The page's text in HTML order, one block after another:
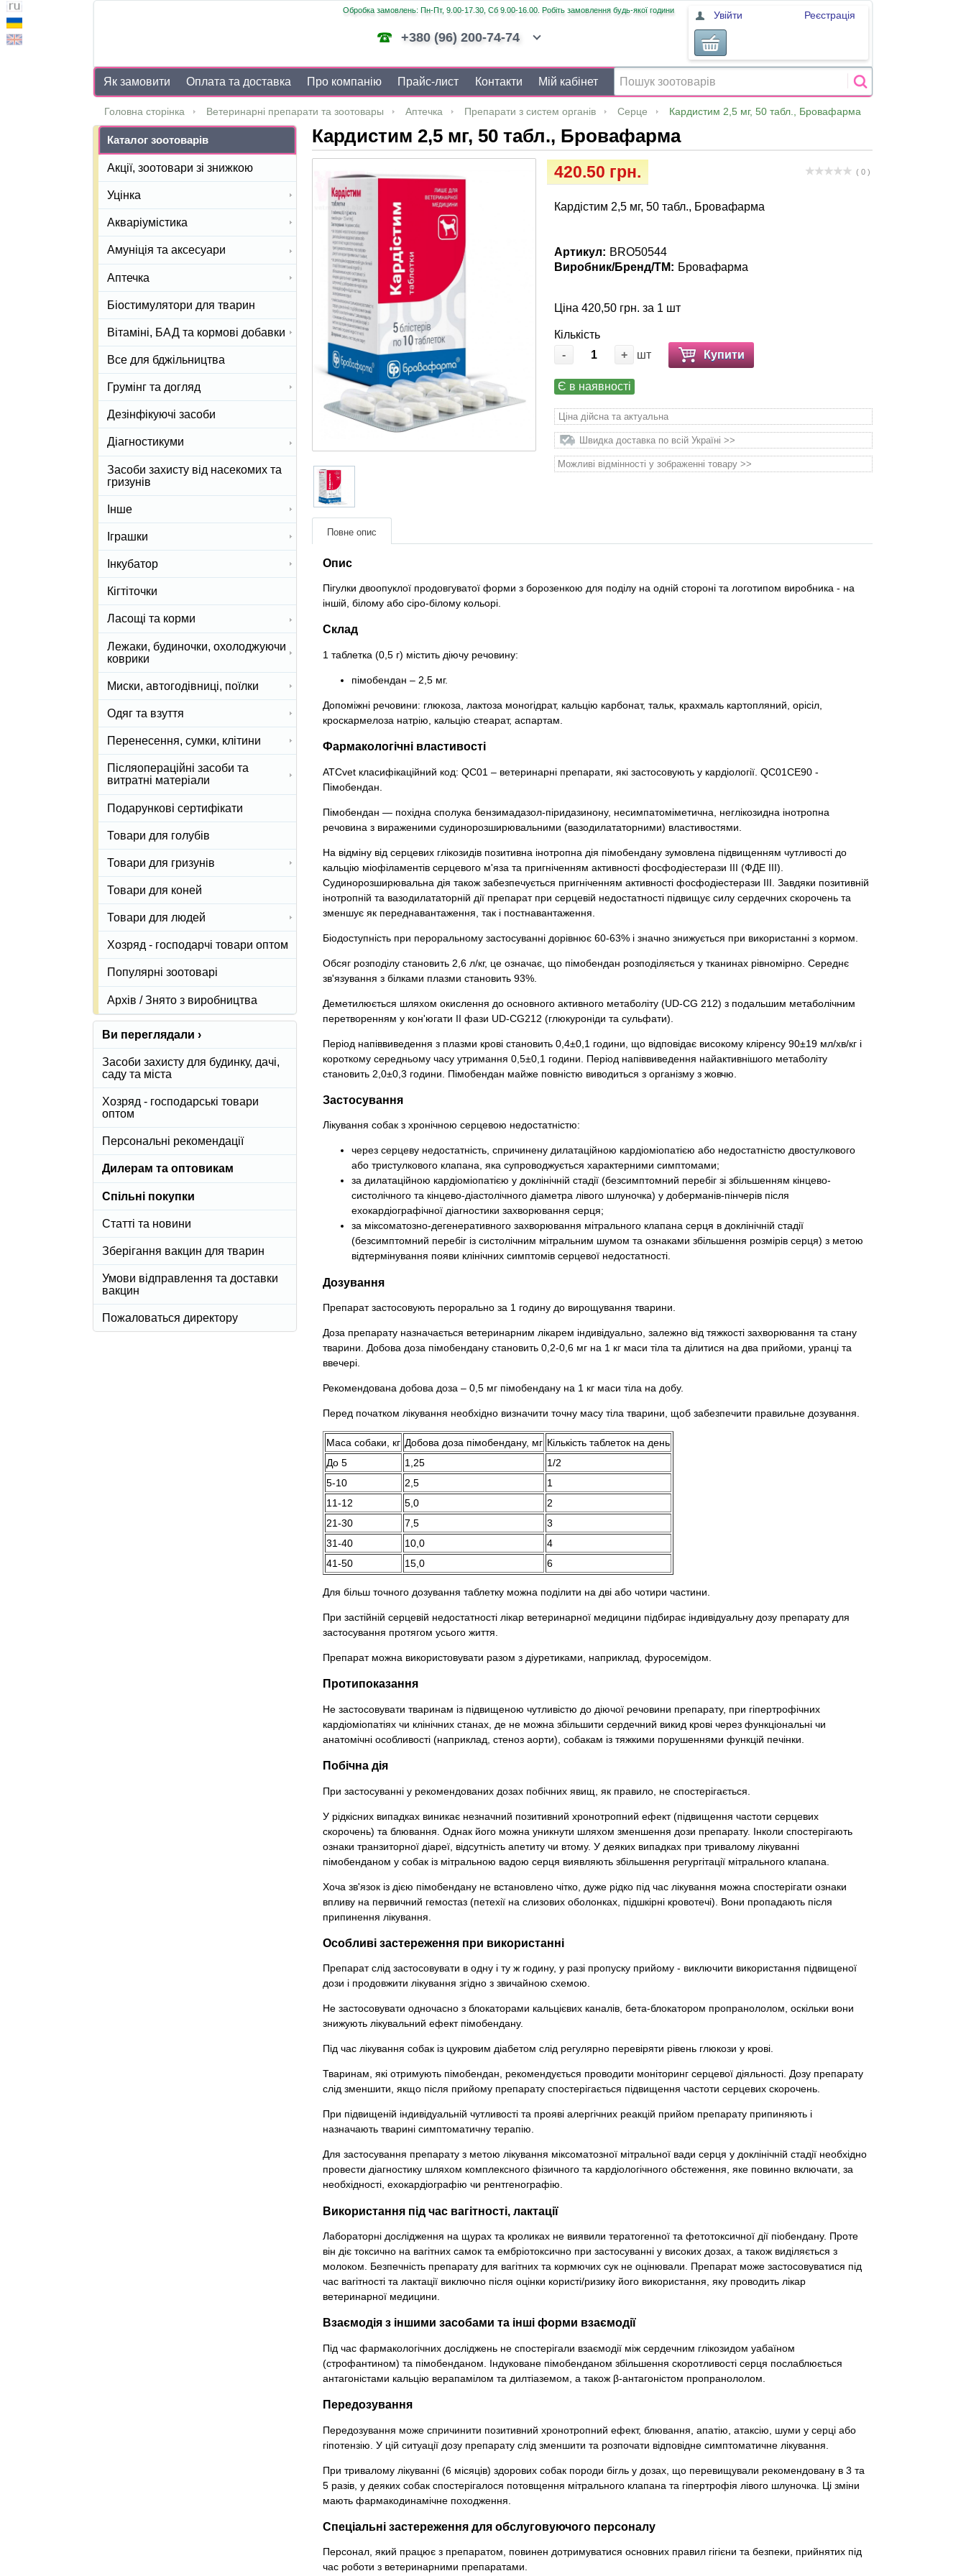
Обробка замовлень: Пн-Пт, 9.00-17.30, Сб 9.00-16.00. Робіть замовлення будь-якої години
+380 (96) 200-74-74
Увійти Реєстрація
Як замовити Оплата та доставка Про компанію Прайс-лист Контакти Мій кабінет
Головна сторінка Ветеринарні препарати та зоотовары Аптечка Препарати з систем органів Серце Кардистим 2,5 мг, 50 табл., Бровафарма
Кардистим 2,5 мг, 50 табл., Бровафарма
( 0 )
420.50 грн.
Кардістим 2,5 мг, 50 табл., Бровафарма
Артикул: BRO50544
Виробник/Бренд/ТМ: Бровафарма
Ціна 420,50 грн. за 1 шт
Кількість
-
+ шт Купити
Є в наявності
Ціна дійсна та актуальна
Швидка доставка по всій Україні >>
Можливі відмінності у зображенні товару >>
Повне опис
Опис
Пігулки двоопуклої продовгуватої форми з борозенкою для поділу на одній стороні та логотипом виробника - на
іншій, білому або сіро-білому кольорі.
Склад
1 таблетка (0,5 г) містить діючу речовину:
пімобендан – 2,5 мг.
Допоміжні речовини: глюкоза, лактоза моногідрат, кальцію карбонат, тальк, крахмаль картопляний, орісіл,
кроскармелоза натрію, кальцію стеарат, аспартам.
Фармакологічні властивості
ATCvet класифікаційний код: QC01 – ветеринарні препарати, які застосовують у кардіології. QC01СЕ90 -
Пімобендан.
Пімобендан — похідна сполука бензимадазол-піридазинону, несимпатоміметична, неглікозидна інотропна
речовина з вираженими судинорозширювальними (вазодилататорними) властивостями.
На відміну від серцевих глікозидів позитивна інотропна дія пімобендану зумовлена ​​підвищенням чутливості до
кальцію міофіламентів серцевого м'яза та пригніченням активності фосфодіестерази ІІІ (ФДЕ ІІІ).
Судинорозширювальна дія також забезпечується пригніченням активності фосфодіестерази ІІІ. Завдяки позитивній
інотропній та вазодилататорній дії препарат при серцевій недостатності підвищує силу сердечних скорочень та
зменшує як переднавантаження, так і постнавантаження.
Біодоступність при пероральному застосуванні дорівнює 60-63% і значно знижується при використанні з кормом.
Обсяг розподілу становить 2,6 л/кг, це означає, що пімобендан розподіляється у тканинах рівномірно. Середнє
зв'язування з білками плазми становить 93%.
Деметилюється шляхом окислення до основного активного метаболіту (UD-CG 212) з подальшим метаболічним
перетворенням у кон'югати ІІ фази UD-СG212 (глюкуроніди та сульфати).
Період напіввиведення з плазми крові становить 0,4±0,1 години, що відповідає високому кліренсу 90±19 мл/хв/кг і
короткому середньому часу утримання 0,5±0,1 години. Період напіввиведення найактивнішого метаболіту
становить 2,0±0,3 години. Пімобендан майже повністю виводиться з організму з жовчю.
Застосування
Лікування собак з хронічною серцевою недостатністю:
через серцеву недостатність, спричинену дилатаційною кардіоміопатією або недостатністю двостулкового
або тристулкового клапана, яка супроводжується характерними симптомами;
за дилатаційною кардіоміопатією у доклінічній стадії (безсимптомний перебіг зі збільшенням кінцево-
систолічного та кінцево-діастолічного діаметра лівого шлуночка) у доберманів-пінчерів після
ехокардіографічної діагностики захворювання серця;
за міксоматозно-дегенеративного захворювання мітрального клапана серця в доклінічній стадії
(безсимптомний перебіг із систолічним мітральним шумом та ознаками збільшення розмірів серця) з метою
відтермінування появи клінічних симптомів серцевої недостатності.
Дозування
Препарат застосовують перорально за 1 годину до вирощування тварини.
Доза препарату назначається ветеринарним лікарем індивідуально, залежно від тяжкості захворювання та стану
тварини. Добова доза пімобендану становить 0,2-0,6 мг на 1 кг маси тіла та ділитися на два прийоми, уранці та
ввечері.
Рекомендована добова доза – 0,5 мг пімобендану на 1 кг маси тіла на добу.
Перед початком лікування необхідно визначити точну масу тіла тварини, щоб забезпечити правильне дозування.
Маса собаки, кг Добова доза пімобендану, мг Кількість таблеток на день
До 5
1,25
1/2
5-10
2,5
1
11-12
5,0
2
21-30
7,5
3
31-40
10,0
4
41-50
15,0 6
Для більш точного дозування таблетку можна поділити на дві або чотири частини.
При застійній серцевій недостатності лікар ветеринарної медицини підбирає індивідуальну дозу препарату для
застосування протягом усього життя.
Препарат можна використовувати разом з діуретиками, наприклад, фуросемідом.
Протипоказання
Не застосовувати тваринам із підвищеною чутливістю до діючої речовини препарату, при гіпертрофічних
кардіоміопатіях чи клінічних станах, де не можна збільшити сердечний викид крові через функціональні чи
анатомічні особливості (наприклад, стеноз аорти), собакам із тяжкими порушеннями функцій печінки.
Побічна дія
При застосуванні у рекомендованих дозах побічних явищ, як правило, не спостерігається.
У рідкісних випадках виникає незначний позитивний хронотропний ефект (підвищення частоти серцевих
скорочень) та блювання. Однак його можна уникнути шляхом зменшення дози препарату. Інколи спостерігають
ознаки транзиторної діареї, відсутність апетиту чи втому. У деяких випадках при тривалому лікуванні
пімобенданом у собак із мітральною вадою серця виявляють збільшення регургітації мітрального клапана.
Хоча зв'язок із дією пімобендану не встановлено чітко, дуже рідко під час лікування можна спостерігати ознаки
впливу на первичний гемостаз (петехії на слизових оболонках, підшкірні кровотечі). Вони пропадають після
припинення лікування.
Особливі застереження при використанні
Препарат слід застосовувати в одну і ту ж годину, у разі пропуску прийому - виключити використання підвищеної
дози і продовжити лікування згідно з звичайною схемою.
Не застосовувати одночасно з блокаторами кальцієвих каналів, бета-блокатором пропранололом, оскільки вони
знижують лікувальний ефект пімобендану.
Під час лікування собак із цукровим діабетом слід регулярно перевіряти рівень глюкози у крові.
Тваринам, які отримують пімобендан, рекомендується проводити моніторинг серцевої діяльності. Дозу препарату
слід зменшити, якщо після прийому препарату спостерігається підвищення частоти серцевих скорочень.
При підвищеній індивідуальній чутливості та прояві алергічних реакцій прийом препарату припиняють і
назначають тварині симптоматичну терапію.
Для застосування препарату з метою лікування міксоматозної мітральної вади серця у доклінічній стадії необхідно
провести діагностику шляхом комплексного фізичного та кардіологічного обстеження, яке повинно включати, за
необхідності, ехокардіографію чи рентгенографію.
Використання під час вагітності, лактації
Лабораторні дослідження на щурах та кроликах не виявили тератогенної та фетотоксичної дії піобендану. Проте
він діє токсично на вагітних самок та ембріотоксично при застосуванні у високих дозах, а також виділяється з
молоком. Безпечність препарату для вагітних та кормючих сук не оцінювали. Препарат може застосовуватися під
час вагітності та лактації виключно після оцінки користі/ризику його використання, яку проводить лікар
ветеринарної медицини.
Взаємодія з іншими засобами та інші форми взаємодії
Під час фармакологічних досліджень не спостерігали взаємодії між сердечним глікозидом уабаїном
(строфантином) та пімобенданом. Індуковане пімобенданом збільшення скоротливості серця послаблюється
антагоністами кальцію верапамілом та дилтіаземом, а також β-антагоністом пропранололом.
Передозування
Передозування може спричинити позитивний хронотропний ефект, блювання, апатію, атаксію, шуми у серці або
гіпотензію. У цій ситуації дозу препарату слід зменшити та розпочати відповідне симптоматичне лікування.
При тривалому лікуванні (6 місяців) здорових собак породи бігль у дозах, що перевищували рекомендовану в 3 та
5 разів, у деяких собак спостерігалося потовщення мітрального клапана та гіпертрофія лівого шлуночка. Ці зміни
мають фармакодинамічне походження.
Спеціальні застереження для обслуговуючого персоналу
Персонал, який працює з препаратом, повинен дотримуватися основних правил гігієни та безпеки, прийнятих під
час роботи з ветеринарними препаратами.
Каталог зоотоварів
Акції, зоотовари зі знижкою
Уцінка
Акваріумістика
Амуніція та аксесуари
Аптечка
Біостимулятори для тварин
Вітаміні, БАД та кормові добавки
Все для бджільництва
Грумінг та догляд
Дезінфікуючі засоби
Діагностикуми
Засоби захисту від насекомих та
гризунів
Інше
Іграшки
Інкубатор
Кігтіточки
Ласощі та корми
Лежаки, будиночки, охолоджуючи
коврики
Миски, автогодівниці, поїлки
Одяг та взуття
Перенесення, сумки, клітини
Післяопераційні засоби та
витратні матеріали
Подарункові сертифікати
Товари для голубів
Товари для гризунів
Товари для коней
Товари для людей
Хозряд - господарчі товари оптом
Популярні зоотоварі
Архів / Знято з виробництва
Ви переглядали ›
Засоби захисту для будинку, дачі,
саду та міста
Хозряд - господарські товари
оптом
Персональні рекомендації
Дилерам та оптовикам
Спільні покупки
Статті та новини
Зберігання вакцин для тварин
Умови відправлення та доставки
вакцин
Пожаловаться директору